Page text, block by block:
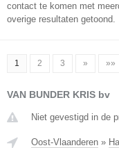
contact te komen met
overige resultaten getoond.
1 2 3 » »»
VAN BUNDER KRIS bv
Niet gevestigd in de
Oost-Vlaanderen »